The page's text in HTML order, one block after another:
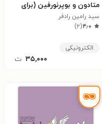
متادون و بوپرنورفین (برای
خانواده ها)
سید رامین رادفر
۴٫۰(۲)
الکترونیکی
۳۵,۰۰۰ ت